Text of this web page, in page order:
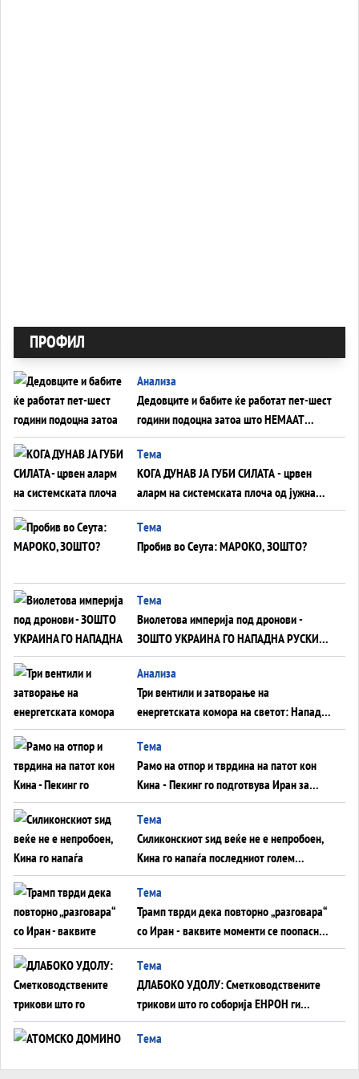
ПРОФИЛ
Анализа
Дедовците и бабите ќе работат пет-шест
години подоцна затоа што НЕМААТ
ВНУЦИ ДА ГИ ЗАМЕНАТ
Tема
КОГА ДУНАВ ЈА ГУБИ СИЛАТА - црвен
аларм на системската плоча од јужна
Германија до Црното Море...
Tема
Пробив во Сеута: МАРОКО, ЗОШТО?
Tема
Виолетова империја под дронови -
ЗОШТО УКРАИНА ГО НАПАДНА РУСКИОТ
WILDBERRIES
Aнализа
Три вентили и затворање на
енергетската комора на светот: Нападот
во Суец најавува глобален енергетски
инфаркт?
Tема
Рамо на отпор и тврдина на патот кон
Кина - Пекинг го подготвува Иран за
американска копнена инвазија
Tема
Силиконскиот ѕид веќе не е непробоен,
Кина го напаѓа последниот голем
монопол на Западот?
Tема
Трамп тврди дека повторно „разговара“
со Иран - ваквите моменти се поопасни
од отворените закани
Tема
ДЛАБОКО УДОЛУ: Сметководствените
трикови што го соборија ЕНРОН ги
применуваат гигантите за ВИ
Tема